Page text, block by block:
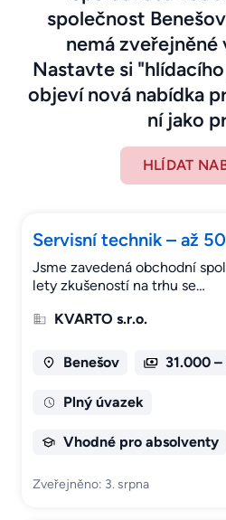
společnost
nemá zveřejněné
Nastavte si
objeví nová nabídka
ní jako
HLÍDAT
Servisní technik – až
Jsme zavedená obchodní
lety zkušeností na trhu se…
KVARTO s.r.o.
Benešov 31.000
Plný úvazek
Vhodné pro absolventy
Zveřejněno: 3. srpna